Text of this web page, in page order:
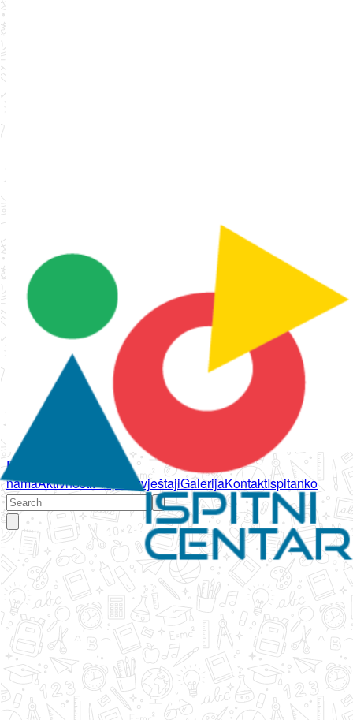
Početna
namaAktivnostiPropisi IzvještajiGalerijaKontaktIspitanko